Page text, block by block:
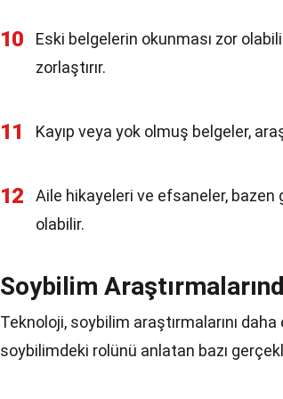
10
Eski belgelerin okunması zor
zorlaştırır.
11 Kayıp veya yok olmuş belgeler,
12
Aile hikayeleri ve efsaneler, bazen
olabilir.
Soybilim
Teknoloji, soybilim araştırmalarını
soybilimdeki rolünü anlatan bazı